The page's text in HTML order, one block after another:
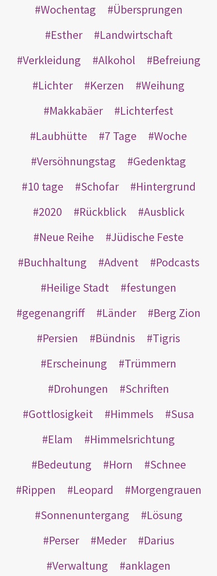
Wochentag
Übersprungen
Esther
Landwirtschaft
Verkleidung
Alkohol
Befreiung
Lichter
Kerzen
Weihung
Makkabäer
Lichterfest
Laubhütte
7 Tage
Woche
Versöhnungstag
Gedenktag
10 tage
Schofar
Hintergrund
2020
Rückblick
Ausblick
Neue Reihe
Jüdische Feste
Buchhaltung
Advent
Podcasts
Heilige Stadt
festungen
gegenangriff
Länder
Berg Zion
Persien
Bündnis
Tigris
Erscheinung
Trümmern
Drohungen
Schriften
Gottlosigkeit
Himmels
Susa
Elam
Himmelsrichtung
Bedeutung
Horn
Schnee
Rippen
Leopard
Morgengrauen
Sonnenuntergang
Lösung
Perser
Meder
Darius
Verwaltung
anklagen